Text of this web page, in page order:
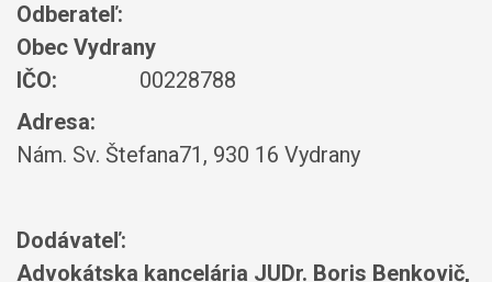
Odberateľ:
Obec Vydrany
IČO:
00228788
Adresa:
Nám. Sv. Štefana71, 930 16 Vydrany
Dodávateľ:
Advokátska kancelária JUDr. Boris Benkovič,